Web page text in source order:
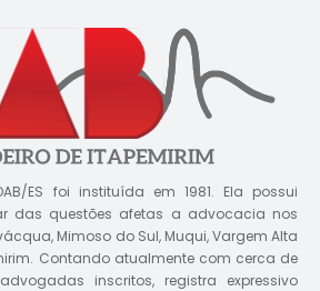
ES foi instituída em 1981. Ela possui
das questões afetas a advocacia nos
Mimoso do Sul, Muqui, Vargem Alta
Contando atualmente com cerca de
inscritos, registra expressivo